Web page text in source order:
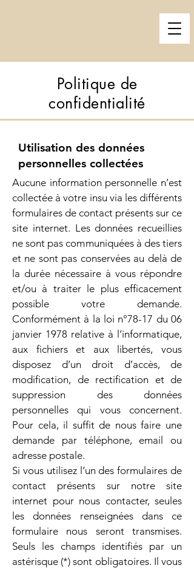
Politique de
confidentialité
Utilisation des données
personnelles collectées
Aucune information personnelle n’est
collectée à votre insu via les différents
formulaires de contact présents sur ce
site internet. Les données recueillies
ne sont pas communiquées à des tiers
et ne sont pas conservées au delà de
la durée nécessaire à vous répondre
et/ou à traiter le plus efficacement
possible votre demande.
Conformément à la loi n°78-17 du 06
janvier 1978 relative à l’informatique,
aux fichiers et aux libertés, vous
disposez d’un droit d’accès, de
modification, de rectification et de
suppression des données
personnelles qui vous concernent.
Pour cela, il suffit de nous faire une
demande par téléphone, email ou
adresse postale.
Si vous utilisez l’un des formulaires de
contact présents sur notre site
internet pour nous contacter, seules
les données renseignées dans ce
formulaire nous seront transmises.
Seuls les champs identifiés par un
astérisque (*) sont obligatoires. Il vous